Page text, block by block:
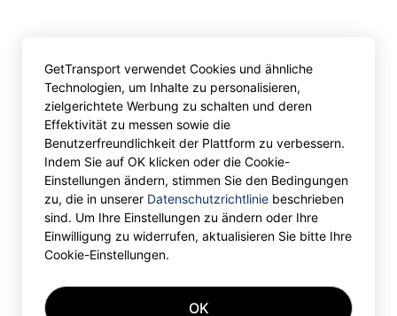
GetTransport verwendet Cookies und ähnliche
Technologien, um Inhalte zu personalisieren,
zielgerichtete Werbung zu schalten und deren
Effektivität zu messen sowie die
Benutzerfreundlichkeit der Plattform zu verbessern.
Indem Sie auf OK klicken oder die Cookie-
Einstellungen ändern, stimmen Sie den Bedingungen
zu, die in unserer Datenschutzrichtlinie beschrieben
sind. Um Ihre Einstellungen zu ändern oder Ihre
Einwilligung zu widerrufen, aktualisieren Sie bitte Ihre
Cookie-Einstellungen.
OK